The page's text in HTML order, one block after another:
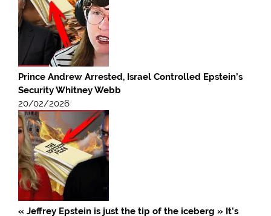
Prince Andrew Arrested, Israel Controlled Epstein’s
Security Whitney Webb
20/02/2026
« Jeffrey Epstein is just the tip of the iceberg » It’s